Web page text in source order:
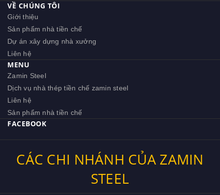
VỀ CHÚNG TÔI
Giới thiệu
Sản phẩm nhà tiền chế
Dự án xây dựng nhà xưởng
Liên hệ
MENU
Zamin Steel
Dịch vụ nhà thép tiền chế zamin steel
Liên hệ
Sản phẩm nhà tiền chế
FACEBOOK
CÁC CHI NHÁNH CỦA ZAMIN
STEEL